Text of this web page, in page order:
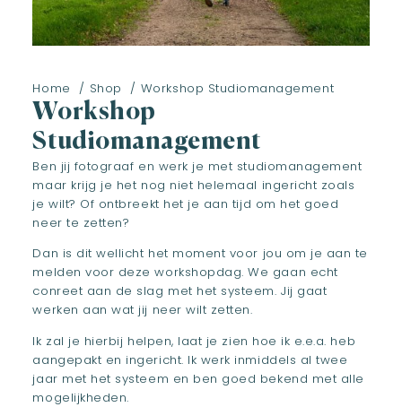
Home Shop Workshop Studiomanagement
Workshop
Studiomanagement
Ben jij fotograaf en werk je met studiomanagement
maar krijg je het nog niet helemaal ingericht zoals
je wilt? Of ontbreekt het je aan tijd om het goed
neer te zetten?
Dan is dit wellicht het moment voor jou om je aan te
melden voor deze workshopdag. We gaan echt
conreet aan de slag met het systeem. Jij gaat
werken aan wat jij neer wilt zetten.
Ik zal je hierbij helpen, laat je zien hoe ik e.e.a. heb
aangepakt en ingericht. Ik werk inmiddels al twee
jaar met het systeem en ben goed bekend met alle
mogelijkheden.